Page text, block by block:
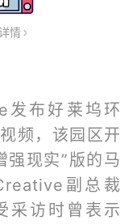
情
发布好莱坞环
频，该园区开
强现实”版的马
副总裁
采访时曾表示